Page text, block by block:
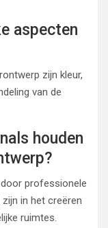
aspecten
zijn kleur,
van de
houden
professionele
in het creëren
ruimtes.